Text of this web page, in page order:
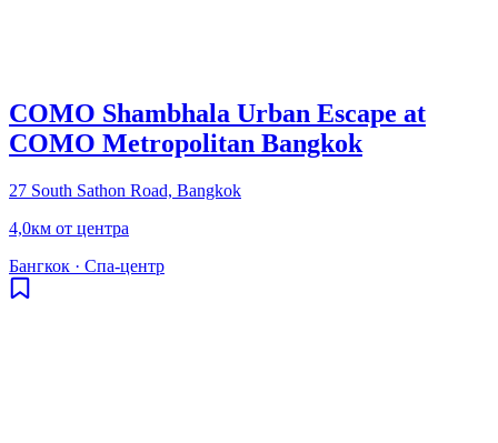
COMO Shambhala Urban Escape at
COMO Metropolitan Bangkok
27 South Sathon Road, Bangkok
4,0км от центра
Бангкок · Спа-центр